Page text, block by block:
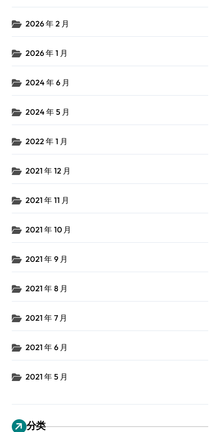
2026 年 2 月
2026 年 1 月
2024 年 6 月
2024 年 5 月
2022 年 1 月
2021 年 12 月
2021 年 11 月
2021 年 10 月
2021 年 9 月
2021 年 8 月
2021 年 7 月
2021 年 6 月
2021 年 5 月
分类